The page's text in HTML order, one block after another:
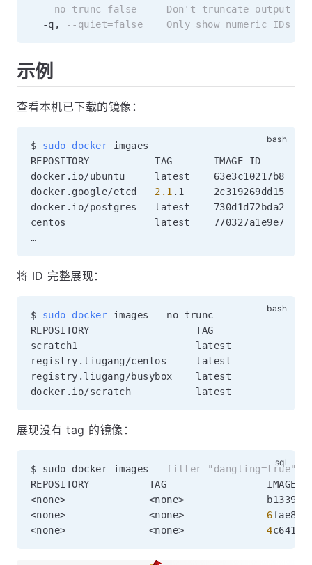
--no-trunc=false     Don't truncate output
-q , --quiet=false    Only show numeric IDs
示例
查看本机已下载的镜像：
$ sudo docker imgaes
REPOSITORY           TAG       IMAGE ID
docker.io/ubuntu     latest    63e3c10217b8
docker.google/etcd 2.1 .1     2c319269dd15
docker.io/postgres   latest    730d1d72bda2
centos               latest    770327a1e9e7
将 ID 完整展现：
$ sudo docker images --no-trunc
REPOSITORY                  TAG
scratch1                    latest
registry.liugang/centos     latest
registry.liugang/busybox    latest
docker.io/scratch           latest
展现没有 tag 的镜像：
$ sudo docker images --filter "dangling=true"
<none> <none>
<none> <none> 6
<none> <none> 4